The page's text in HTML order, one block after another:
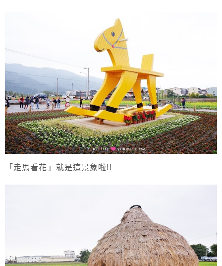
「走馬看花」就是這景象啦!!